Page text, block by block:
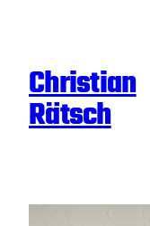
springen
Christian
Rätsch